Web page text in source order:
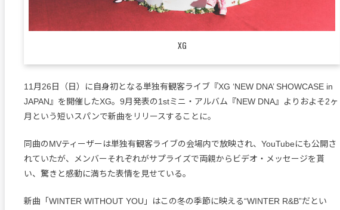
XG
11月26日（日）に自身初となる単独有観客ライブ『XG ‘NEW DNA’ SHOWCASE in
JAPAN』を開催したXG。9月発表の1stミニ・アルバム『NEW DNA』よりおよそ2ヶ
月という短いスパンで新曲をリリースすることに。
同曲のMVティーザーは単独有観客ライブの会場内で放映され、YouTubeにも公開さ
れていたが、メンバーそれぞれがサプライズで両親からビデオ・メッセージを貰
い、驚きと感動に満ちた表情を見せている。
新曲「WINTER WITHOUT YOU」はこの冬の季節に映える“WINTER R&B”だとい